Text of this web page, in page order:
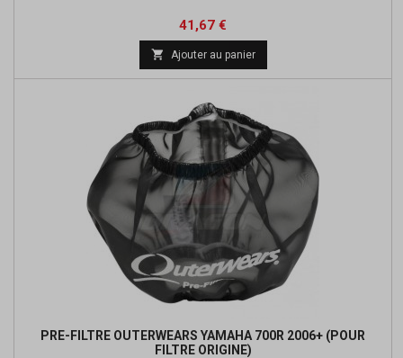
Prix
41,67 €
base
 Ajouter au panier
PRE-FILTRE OUTERWEARS YAMAHA 700R 2006+ (POUR
FILTRE ORIGINE)